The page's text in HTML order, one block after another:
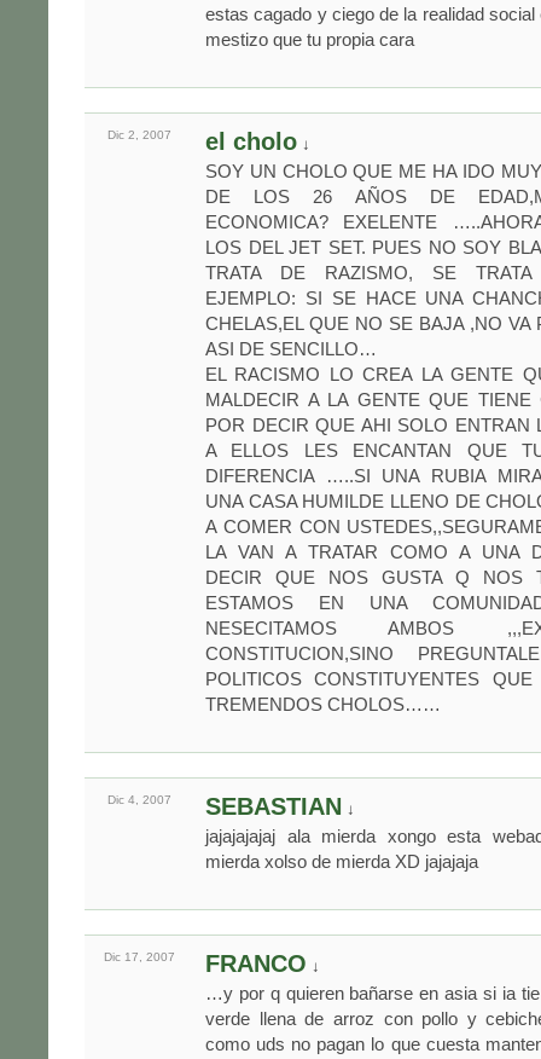
estas cagado y ciego de la realidad
mestizo que tu propia cara
Dic 2, 2007 el cholo ↓
SOY UN CHOLO QUE ME HA IDO
DE LOS 26 AÑOS DE
ECONOMICA? EXELENTE
LOS DEL JET SET. PUES NO SOY
TRATA DE RAZISMO, SE
EJEMPLO: SI SE HACE UNA
CHELAS,EL QUE NO SE BAJA ,NO VA
ASI DE SENCILLO…
EL RACISMO LO CREA LA GENTE
MALDECIR A LA GENTE QUE
POR DECIR QUE AHI SOLO ENTRAN
A ELLOS LES ENCANTAN QUE
DIFERENCIA …..SI UNA RUBIA
UNA CASA HUMILDE LLENO DE
A COMER CON
LA VAN A TRATAR COMO A UNA
DECIR QUE NOS GUSTA Q NOS
ESTAMOS EN UNA
NESECITAMOS AMBOS
CONSTITUCION,SINO
POLITICOS CONSTITUYENTES
TREMENDOS CHOLOS……
Dic 4, 2007 SEBASTIAN ↓
jajajajajaj ala mierda xongo esta
mierda xolso de mierda XD jajajaja
Dic 17, 2007 FRANCO ↓
…y por q quieren bañarse en asia si ia
verde llena de arroz con pollo y
como uds no pagan lo que cuesta